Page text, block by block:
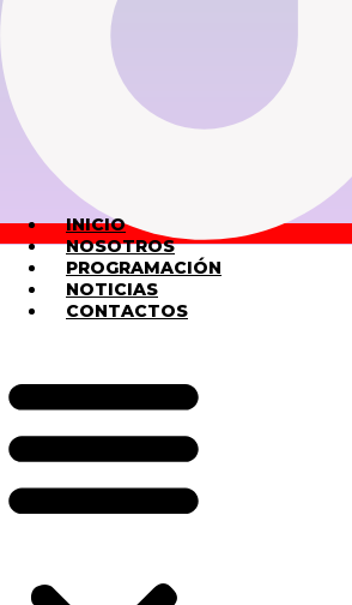
INICIO
NOSOTROS
PROGRAMACIÓN
NOTICIAS
CONTACTOS